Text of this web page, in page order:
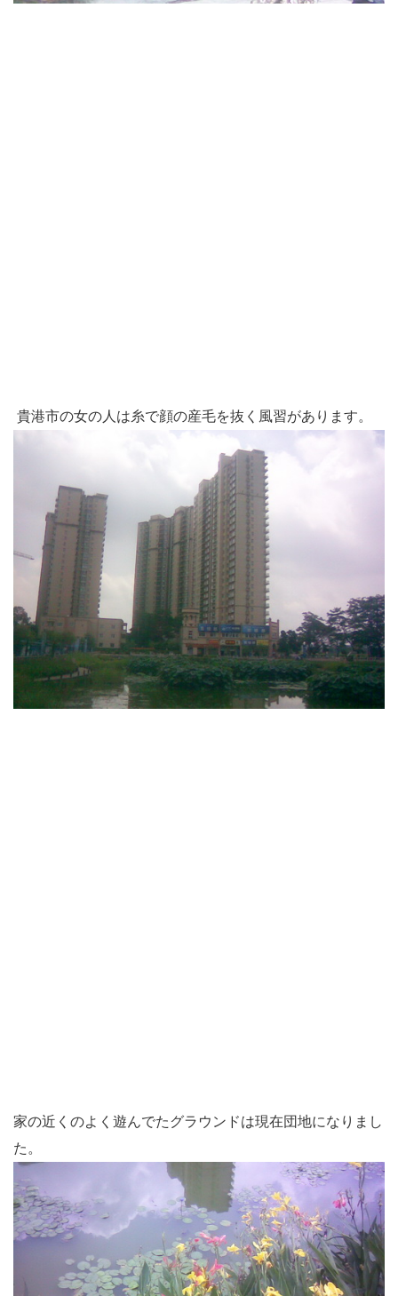
貴港市の女の人は糸で顔の産毛を抜く風習があります。
家の近くのよく遊んでたグラウンドは現在団地になりまし
た。